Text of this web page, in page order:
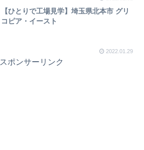
【ひとりで工場見学】埼玉県北本市 グリ
コピア・イースト
2022.01.29
スポンサーリンク